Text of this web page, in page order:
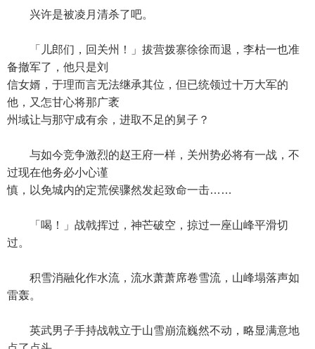
兴许是被凌月清杀了吧。
「儿郎们，回关州！」拔营拨寨徐徐而退，李枯一也准
备撤军了，他只是刘
信女婿，于理而言无法继承其位，但已统领过十万大军的
他，又怎甘心将那广袤
州域让与那守成有余，进取不足的舅子？
与如今竞争激烈的赵王府一样，关州势必将有一战，不
过现在他务必小心谨
慎，以免城内的定荒侯骤然发起致命一击……
「喝！」战戟挥过，神芒破空，掠过一座山峰平滑切
过。
积雪消融化作水流，流水萧萧席卷雪流，山峰塌落声如
雷轰。
英武男子手持战戟立于山雪崩流巍然不动，略显满意地